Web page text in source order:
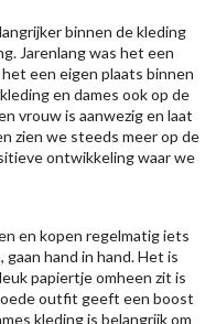
binnen de kleding
Jarenlang was het een
een eigen plaats binnen
en dames ook op de
vrouw is aanwezig en laat
zien we steeds meer op de
ontwikkeling waar we
en kopen regelmatig iets
hand in hand. Het is
papiertje omheen zit is
outfit geeft een boost
kleding is belangrijk om